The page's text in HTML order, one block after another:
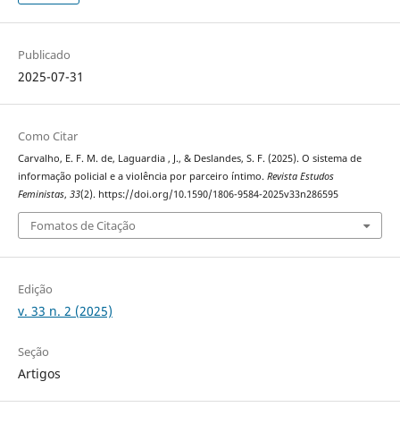
Publicado
2025-07-31
Como Citar
Carvalho, E. F. M. de, Laguardia , J., & Deslandes, S. F. (2025). O sistema de
informação policial e a violência por parceiro íntimo. Revista Estudos
Feministas, 33(2). https://doi.org/10.1590/1806-9584-2025v33n286595
Fomatos de Citação
Edição
v. 33 n. 2 (2025)
Seção
Artigos